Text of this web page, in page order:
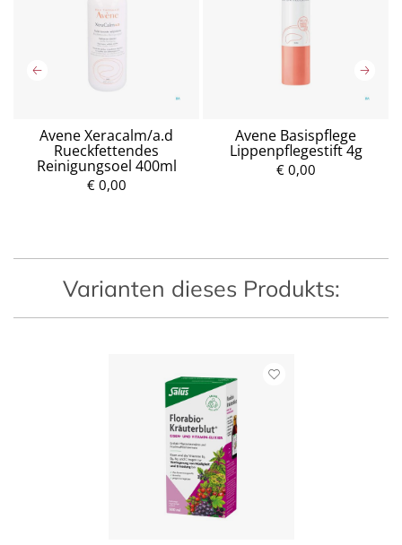
Avene Xeracalm/a.d
Rueckfettendes
Reinigungsoel 400ml
€ 0,00
Avene Basispflege
Lippenpflegestift 4g
€ 0,00
Varianten dieses Produkts: